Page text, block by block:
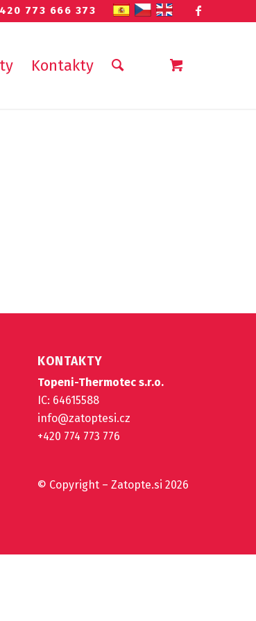
773 666 373
Kontakty
KONTAKTY
Topeni-Thermotec s.r.o.
IC: 64615588
info@zatoptesi.cz
+420 774 773 776
© Copyright – Zatopte.si 2026